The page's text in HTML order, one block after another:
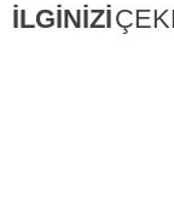
İLGİNİZİ